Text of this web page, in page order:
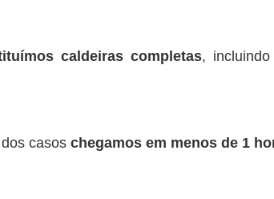
caldeiras completas,
casos chegamos em menos de 1